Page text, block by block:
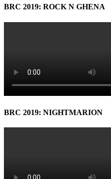
BRC 2019: ROCK N GHENA
BRC 2019: NIGHTMARION